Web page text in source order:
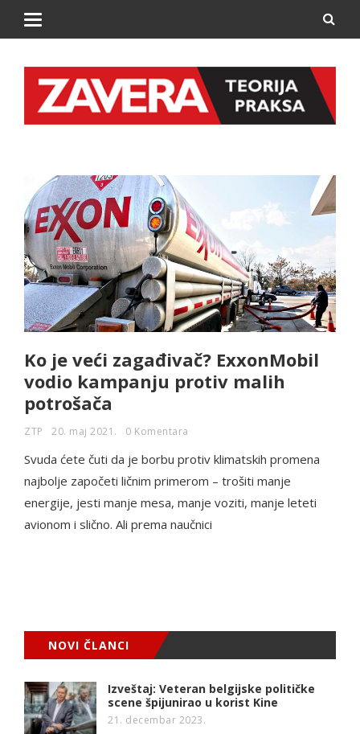
Ko je veći zagađivač? ExxonMobil
vodio kampanju protiv malih
potrošača
ZTP 20. maj 2021. 0 Komentara
Svuda ćete čuti da je borbu protiv klimatskih promena
najbolje započeti ličnim primerom – trošiti manje
energije, jesti manje mesa, manje voziti, manje leteti
avionom i slično. Ali prema naučnici
NOVI ČLANCI
Izveštaj: Veteran belgijske političke
scene špijunirao u korist Kine
21. decembar 2023.